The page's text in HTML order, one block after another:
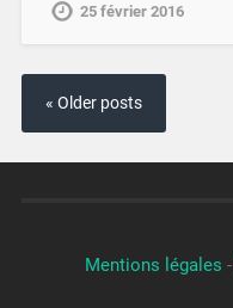
25 février 2016
« Older posts
Mentions légales -